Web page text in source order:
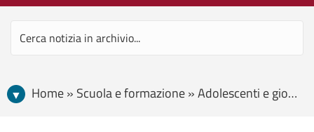
Home » Scuola e formazione » Adolescenti e giovani » Il bando Futuro prossimo ha selezionato dieci progetti degli studenti da realizzare nei quartieri